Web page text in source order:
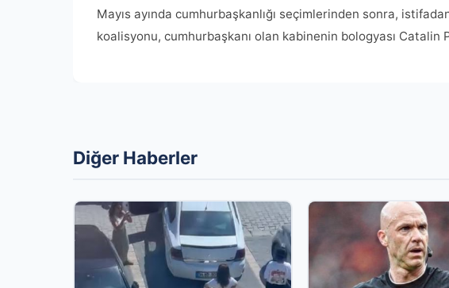
Mayıs ayında cumhurbaşkanlığı seçimlerinden sonra,
koalisyonu, cumhurbaşkanı olan kabinenin bologyası Catalin
Diğer Haberler